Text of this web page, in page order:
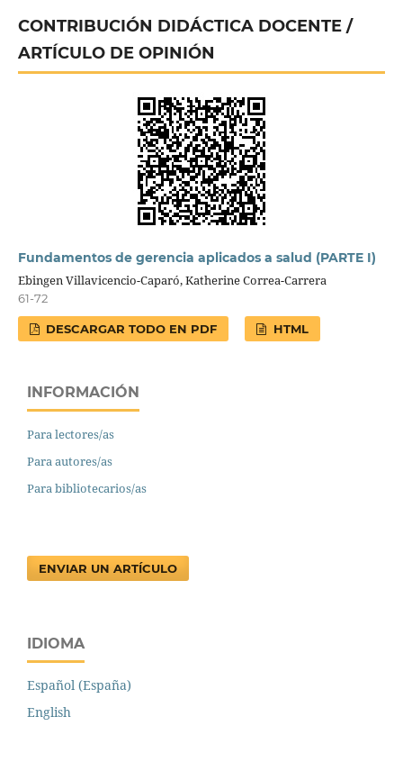
CONTRIBUCIÓN DIDÁCTICA DOCENTE /
ARTÍCULO DE OPINIÓN
Fundamentos de gerencia aplicados a salud (PARTE I)
Ebingen Villavicencio-Caparó, Katherine Correa-Carrera
61-72
DESCARGAR TODO EN PDF HTML
INFORMACIÓN
Para lectores/as
Para autores/as
Para bibliotecarios/as
ENVIAR UN ARTÍCULO
IDIOMA
Español (España)
English